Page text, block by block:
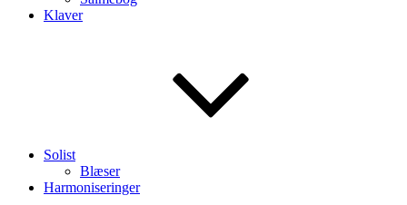
Klaver
Solist
Blæser
Harmoniseringer